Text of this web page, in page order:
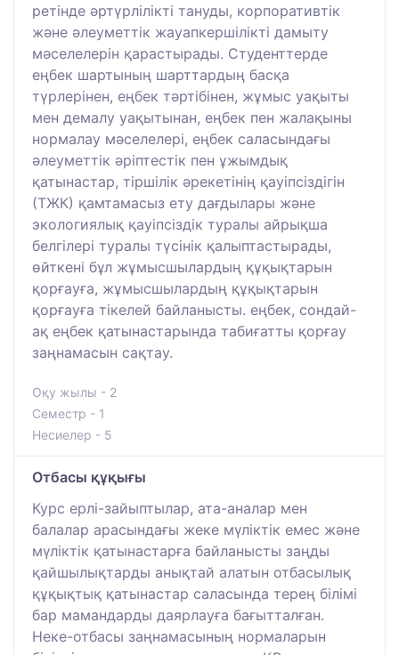
ретінде әртүрлілікті тануды, корпоративтік
және әлеуметтік жауапкершілікті дамыту
мәселелерін қарастырады. Студенттерде
еңбек шартының шарттардың басқа
түрлерінен, еңбек тәртібінен, жұмыс уақыты
мен демалу уақытынан, еңбек пен жалақыны
нормалау мәселелері, еңбек саласындағы
әлеуметтік әріптестік пен ұжымдық
қатынастар, тіршілік әрекетінің қауіпсіздігін
(ТЖК) қамтамасыз ету дағдылары және
экологиялық қауіпсіздік туралы айрықша
белгілері туралы түсінік қалыптастырады,
өйткені бұл жұмысшылардың құқықтарын
қорғауға, жұмысшылардың құқықтарын
қорғауға тікелей байланысты. еңбек, сондай-
ақ еңбек қатынастарында табиғатты қорғау
заңнамасын сақтау.
Оқу жылы - 2
Семестр - 1
Несиелер - 5
Отбасы құқығы
Курс ерлі-зайыптылар, ата-аналар мен
балалар арасындағы жеке мүліктік емес және
мүліктік қатынастарға байланысты заңды
қайшылықтарды анықтай алатын отбасылық
құқықтық қатынастар саласында терең білімі
бар мамандарды даярлауға бағытталған.
Неке-отбасы заңнамасының нормаларын